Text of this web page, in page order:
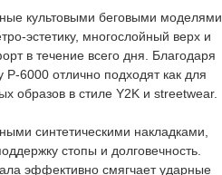
культовыми беговыми моделями
эстетику, многослойный верх и
в течение всего дня. Благодаря
6000 отлично подходят как для
образов в стиле Y2K и streetwear.
синтетическими накладками,
стопы и долговечность.
эффективно смягчает ударные